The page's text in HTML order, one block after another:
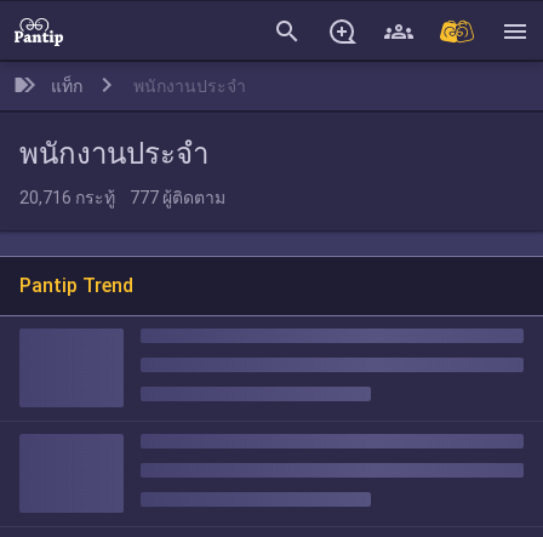
search menu
แท็ก พนักงานประจำ
พนักงานประจำ
20,716 กระทู้ 777 ผู้ติดตาม
Pantip Trend